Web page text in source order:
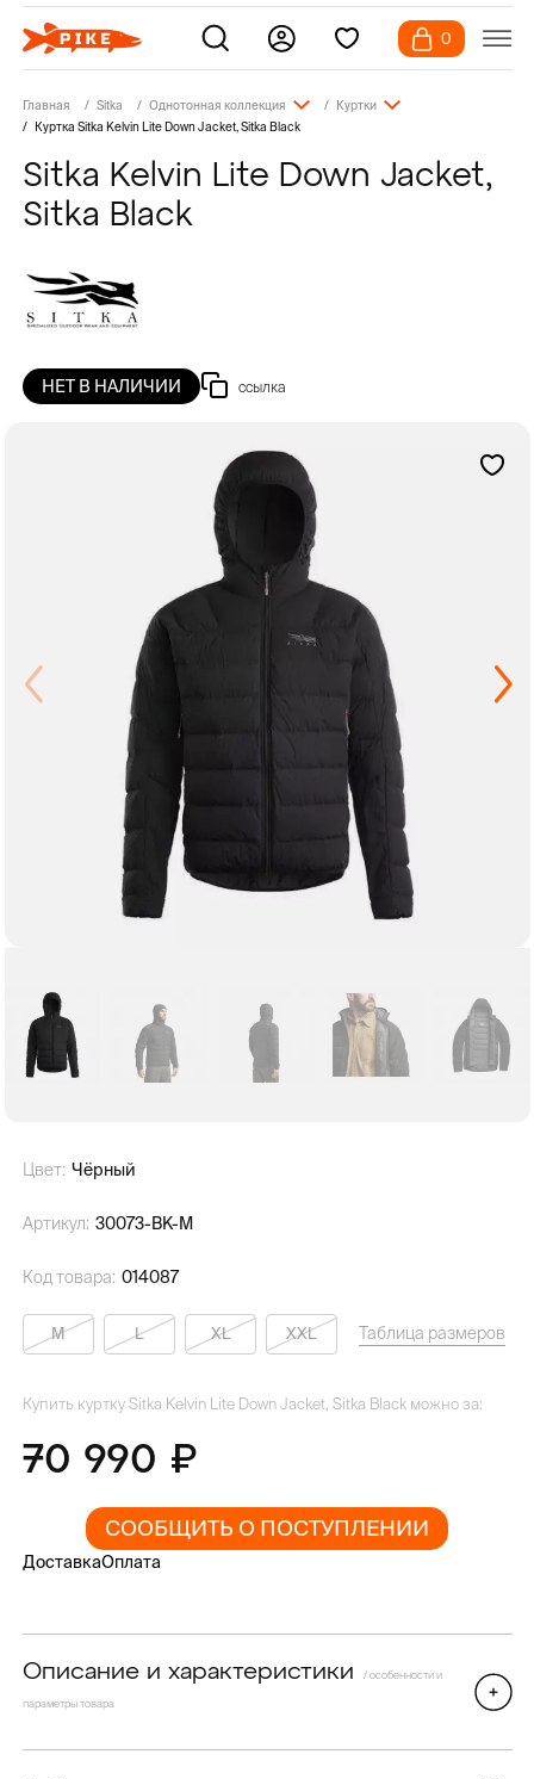
0
Главная Sitka Однотонная коллекция
Куртки
Куртка Sitka Kelvin Lite Down Jacket, Sitka Black
Sitka Kelvin Lite Down Jacket,
Sitka Black
НЕТ В НАЛИЧИИ ссылка
Цвет: Чёрный
Артикул: 30073-BK-M
Код товара: 014087
M L XL XXL Таблица размеров
Купить куртку Sitka Kelvin Lite Down Jacket, Sitka Black можно за:
70 990
СООБЩИТЬ О ПОСТУПЛЕНИИ
ДоставкаОплата
Описание и характеристики / особенности и
параметры товара